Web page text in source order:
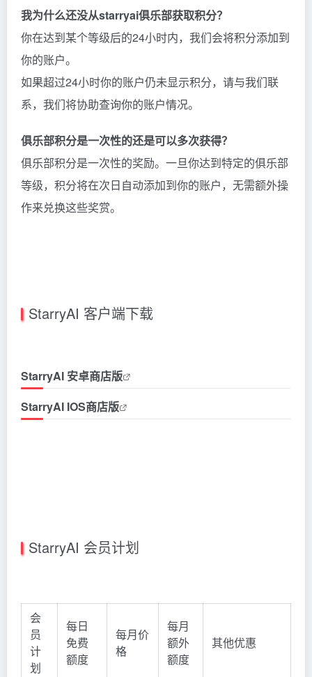
我为什么还没从starryai俱乐部获取积分？
你在达到某个等级后的24小时内，我们会将积分添加到
你的账户。
如果超过24小时你的账户仍未显示积分，请与我们联
系，我们将协助查询你的账户情况。
俱乐部积分是一次性的还是可以多次获得？
俱乐部积分是一次性的奖励。一旦你达到特定的俱乐部
等级，积分将在次日自动添加到你的账户，无需额外操
作来兑换这些奖赏。
StarryAI 客户端下载
StarryAI 安卓商店版
StarryAI IOS商店版
StarryAI 会员计划
会
员
计
划
每日
免费
额度
每月价
格
每月
额外
额度
其他优惠